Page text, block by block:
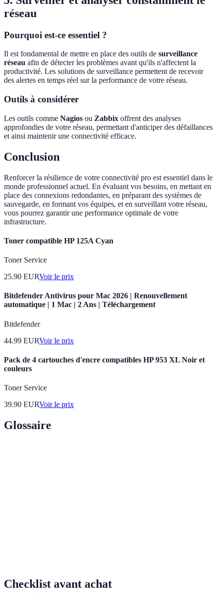
réseau
Pourquoi est-ce essentiel ?
Il est fondamental de mettre en place des outils de surveillance
réseau afin de détecter les problèmes avant qu'ils n'affectent la
productivité. Les solutions de surveillance permettent de recevoir
des alertes en temps réel sur la performance de votre réseau.
Outils à considérer
Les outils comme Nagios ou Zabbix offrent des analyses
approfondies de votre réseau, permettant d'anticiper des défaillances
et ainsi maintenir une connectivité efficace.
Conclusion
Renforcer la résilience de votre connectivité pro est essentiel dans le
monde professionnel actuel. En évaluant vos besoins, en mettant en
place des connexions redondantes, en préparant des systèmes de
sauvegarde, en formant vos équipes, et en surveillant votre réseau,
vous pourrez garantir une performance optimale de votre
infrastructure.
Toner compatible HP 125A Cyan
Toner Service
25.90 EURVoir le prix
Bitdefender Antivirus pour Mac 2026 | Renouvellement
automatique | 1 Mac | 2 Ans | Téléchargement
Bitdefender
44.99 EURVoir le prix
Pack de 4 cartouches d'encre compatibles HP 953 XL Noir et
couleurs
Toner Service
39.90 EURVoir le prix
Glossaire
Checklist avant achat